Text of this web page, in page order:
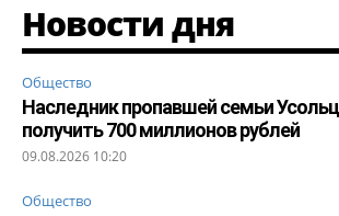
Новости дня
Общество
Наследник пропавшей семьи
получить 700 миллионов рублей
09.08.2026 10:20
Общество